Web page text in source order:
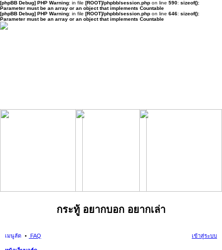
[phpBB Debug] PHP Warning: in file [ROOT]/phpbb/session.php on line 590: sizeof():
Parameter must be an array or an object that implements Countable
[phpBB Debug] PHP Warning: in file [ROOT]/phpbb/session.php on line 646: sizeof():
Parameter must be an array or an object that implements Countable
กระทู้ อยากบอก อยากเล่า
เมนูลัด FAQ เข้าสู่ระบบ